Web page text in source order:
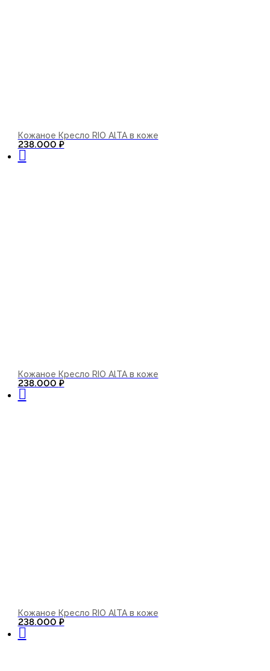
Кожаное Кресло RIO AlTA в коже
238.000 ₽
Кожаное Кресло RIO AlTA в коже
238.000 ₽
Кожаное Кресло RIO AlTA в коже
238.000 ₽